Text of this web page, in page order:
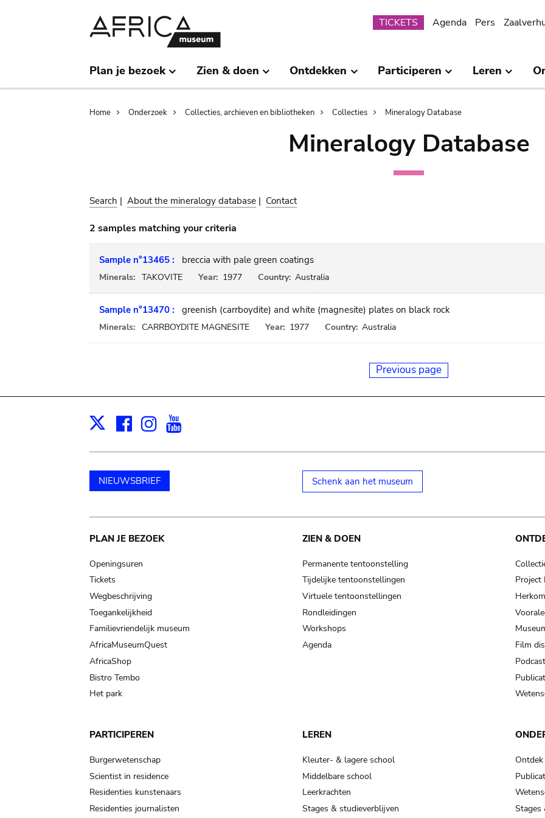
Submenu
TICKETS Agenda Pers
Plan je bezoek Zien & doen Ontdekken Participeren Leren
Breadcrumb
Home Onderzoek Collecties, archieven en bibliotheken Collecties Mineralogy Database
Mineralogy Database
Search | About the mineralogy database | Contact
2 samples matching your criteria
Sample n°13465 : breccia with pale green coatings
Minerals: TAKOVITE Year: 1977 Country: Australia
Sample n°13470 : greenish (carrboydite) and white (magnesite) plates on black rock
Minerals: CARRBOYDITE MAGNESITE Year: 1977 Country: Australia
Previous page
X Facebook
Instagram
NIEUWSBRIEF Schenk aan het museum
Main
navigation
PLAN JE BEZOEK
Openingsuren
Tickets
Wegbeschrijving
Toegankelijkheid
Familievriendelijk museum
AfricaMuseumQuest
AfricaShop
Bistro Tembo
Het park
ZIEN & DOEN
Permanente tentoonstelling
Tijdelijke tentoonstellingen
Virtuele tentoonstellingen
Rondleidingen
Workshops
Agenda
Project
Film
PARTICIPEREN
Burgerwetenschap
Scientist in residence
Residenties kunstenaars
Residenties journalisten
LEREN
Kleuter- & lagere school
Middelbare school
Leerkrachten
Stages & studieverblijven
Stages